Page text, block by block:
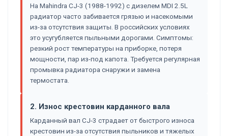
На Mahindra CJ-3 (1988-1992) с дизелем MDI 2.5L
радиатор часто забивается грязью и насекомыми
из-за отсутствия защиты. В российских условиях
это усугубляется пыльными дорогами. Симптомы:
резкий рост температуры на приборке, потеря
мощности, пар из-под капота. Требуется регулярная
промывка радиатора снаружи и замена
термостата.
2. Износ крестовин карданного вала
Карданный вал CJ-3 страдает от быстрого износа
крестовин из-за отсутствия пыльников и тяжелых